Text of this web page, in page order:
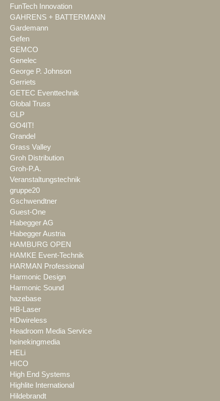
FunTech Innovation
GAHRENS + BATTERMANN
Gardemann
Gefen
GEMCO
Genelec
George P. Johnson
Gerriets
GETEC Eventtechnik
Global Truss
GLP
GO4IT!
Grandel
Grass Valley
Groh Distribution
Groh-P.A.
Veranstaltungstechnik
gruppe20
Gschwendtner
Guest-One
Habegger AG
Habegger Austria
HAMBURG OPEN
HAMKE Event-Technik
HARMAN Professional
Harmonic Design
Harmonic Sound
hazebase
HB-Laser
HDwireless
Headroom Media Service
heinekingmedia
HELi
HICO
High End Systems
Highlite International
Hildebrandt